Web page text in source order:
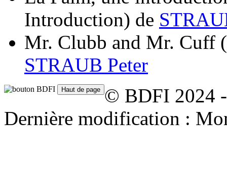
Introduction) de
Mr. Clubb and Mr. Cuff
STRAUB Peter
© BDFI 2024
Dernière modification :